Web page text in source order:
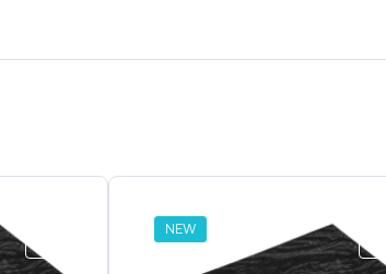
NEW